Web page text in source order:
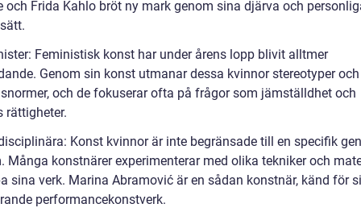
och Frida Kahlo bröt ny mark genom sina djärva och
Feministisk konst har under årens lopp blivit alltmer
Genom sin konst utmanar dessa kvinnor stereotyper och
och de fokuserar ofta på frågor som jämställdhet och
rättigheter.
Konst kvinnor är inte begränsade till en specifik
Många konstnärer experimenterar med olika tekniker och
sina verk. Marina Abramović är en sådan konstnär, känd för
performancekonstverk.